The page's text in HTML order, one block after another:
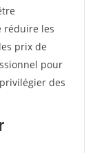
réduire les
prix de
pour
des